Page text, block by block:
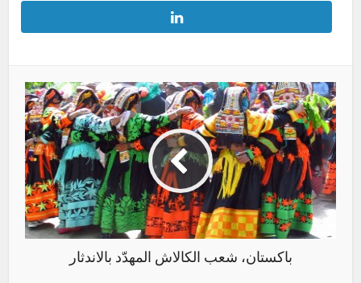
باكستان، شعب الكالاش المهدّد بالاندثار